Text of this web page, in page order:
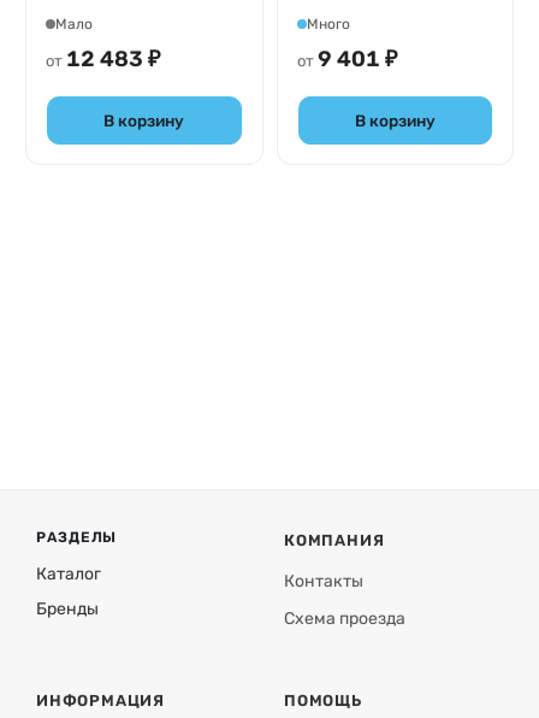
Ferroli Ecounit и BF к
электрокотлу серии
Мало
от 12 483 ₽
В корзину
Много
от 9 401 ₽
В корзину
РАЗДЕЛЫ
Каталог
Бренды
КОМПАНИЯ
Контакты
Схема проезда
ИНФОРМАЦИЯ ПОМОЩЬ